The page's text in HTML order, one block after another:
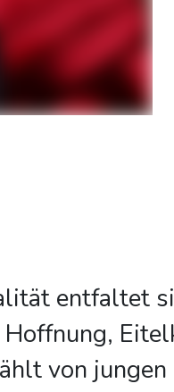
entfaltet
von jungen